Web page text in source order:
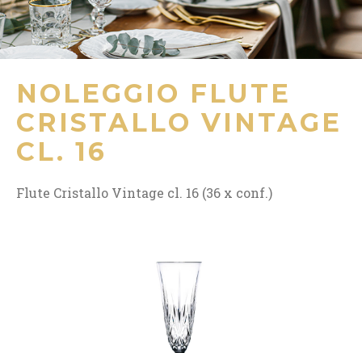
NOLEGGIO FLUTE
CRISTALLO VINTAGE
CL. 16
Flute Cristallo Vintage cl. 16 (36 x conf.)